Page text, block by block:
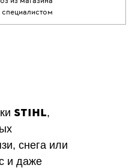
STIHL,
снега или
и даже